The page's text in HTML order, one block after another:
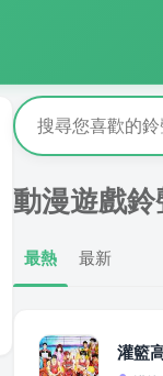
動漫遊戲
最熱 最新
灌籃